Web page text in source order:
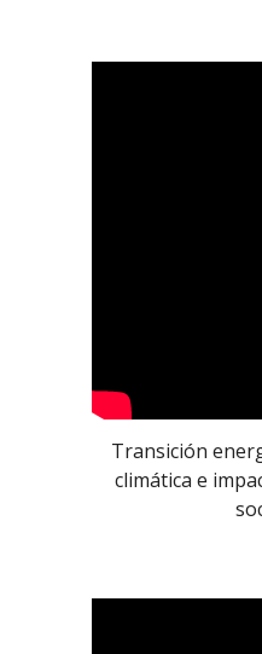
Transición
climática e